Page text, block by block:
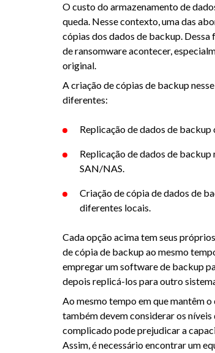
O custo do armazenamento de
queda. Nesse contexto, uma das
cópias dos dados de backup.
de ransomware acontecer,
original.
A criação de cópias de backup
diferentes:
Replicação de dados de
Replicação de dados de
SAN/NAS.
Criação de cópia de dados de
diferentes locais.
Cada opção acima tem seus
de cópia de backup ao mesmo
empregar um software de backup
depois replicá-los para outro
Ao mesmo tempo em que mantêm
também devem considerar os
complicado pode prejudicar a
Assim, é necessário encontrar um